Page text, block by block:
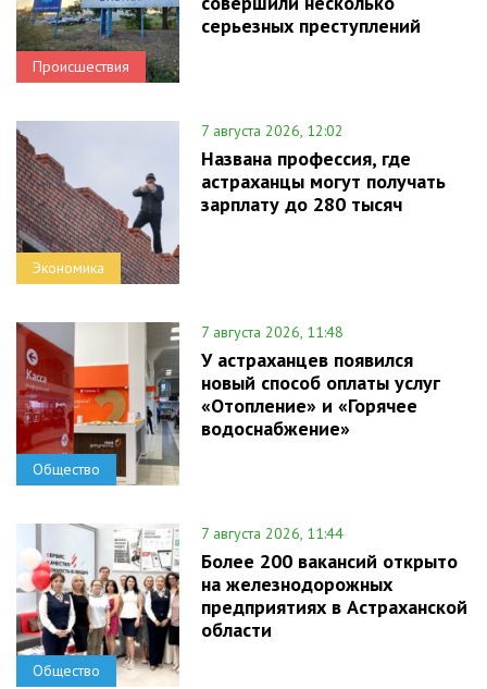
Происшествия
серьезных преступлений
Экономика
7 августа 2026, 12:02
Названа профессия, где
астраханцы могут получать
зарплату до 280 тысяч
Общество
7 августа 2026, 11:48
У астраханцев появился
новый способ оплаты услуг
«Отопление» и «Горячее
водоснабжение»
Общество
7 августа 2026, 11:44
Более 200 вакансий открыто
на железнодорожных
предприятиях в Астраханской
области